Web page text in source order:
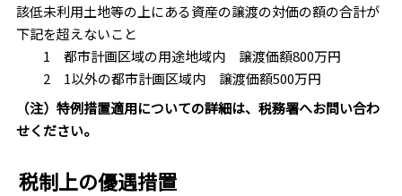
該低未利用土地等の上にある資産の譲渡の対価の額の合計が
下記を超えないこと
1 都市計画区域の用途地域内 譲渡価額800万円
2 1以外の都市計画区域内 譲渡価額500万円
（注）特例措置適用についての詳細は、税務署へお問い合わ
せください。
税制上の優遇措置